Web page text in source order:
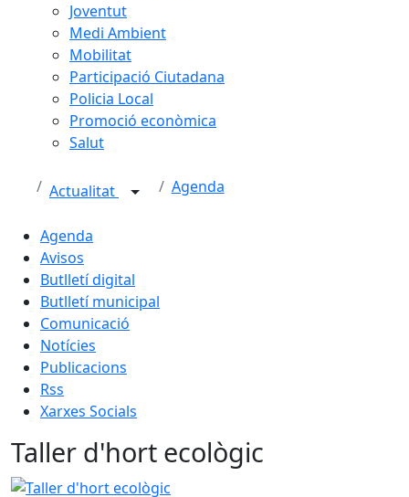
Joventut
Medi Ambient
Mobilitat
Participació Ciutadana
Policia Local
Promoció econòmica
Salut
Actualitat Agenda
Agenda
Avisos
Butlletí digital
Butlletí municipal
Comunicació
Notícies
Publicacions
Rss
Xarxes Socials
Taller d'hort ecològic
Taller d'hort ecològic